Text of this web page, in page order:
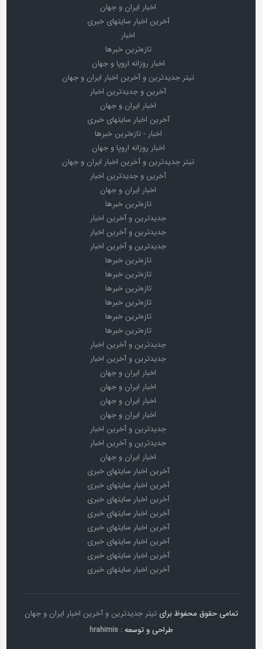
اخبار ایران و جهان
آخرین اخبار سایتهای خبری
اخبار
تازه‌ترین خبرها
اخبار روزانه اروپا و جهان
تیتر جدیدترین و آخرین اخبار ایران و جهان
آخرین و جدیدترین اخبار
اخبار ایران و جهان
آخرین اخبار سایتهای خبری
اخبار - تازه‌ترین خبرها
اخبار روزانه اروپا و جهان
تیتر جدیدترین و آخرین اخبار ایران و جهان
آخرین و جدیدترین اخبار
اخبار ایران و جهان
تازه‌ترین خبرها
جدیدترین و آخرین اخبار
جدیدترین و آخرین اخبار
جدیدترین و آخرین اخبار
تازه‌ترین خبرها
تازه‌ترین خبرها
تازه‌ترین خبرها
تازه‌ترین خبرها
تازه‌ترین خبرها
تازه‌ترین خبرها
جدیدترین و آخرین اخبار
جدیدترین و آخرین اخبار
اخبار ایران و جهان
اخبار ایران و جهان
اخبار ایران و جهان
اخبار ایران و جهان
جدیدترین و آخرین اخبار
جدیدترین و آخرین اخبار
اخبار ایران و جهان
آخرین اخبار سایتهای خبری
آخرین اخبار سایتهای خبری
آخرین اخبار سایتهای خبری
آخرین اخبار سایتهای خبری
آخرین اخبار سایتهای خبری
آخرین اخبار سایتهای خبری
آخرین اخبار سایتهای خبری
آخرین اخبار سایتهای خبری
تمامی حقوق محفوظ برای تیتر جدیدترین و آخرین اخبار ایران و جهان
طراحی و توسعه : hrahimis